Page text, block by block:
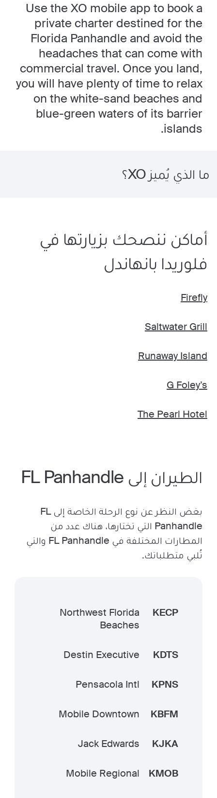
Use the XO mobile app to book a
private charter destined for the
Florida Panhandle and avoid the
headaches that can come with
commercial travel. Once you land,
you will have plenty of time to relax
on the white-sand beaches and
blue-green waters of its barrier
islands.
ما الذي يُميز XO؟
أماكن ننصحك بزيارتها في
فلوريدا بانهاندل
Firefly
Saltwater Grill
Runaway Island
G Foley’s
The Pearl Hotel
الطيران إلى FL Panhandle
بغض النظر عن نوع الرحلة الخاصة إلى FL
Panhandle التي تختارها، هناك عدد من
المطارات المختلفة في FL Panhandle والتي
تُلبي متطلباتك.
KECP
Northwest Florida
Beaches
KDTS
Destin Executive
KPNS
Pensacola Intl
KBFM
Mobile Downtown
KJKA
Jack Edwards
KMOB
Mobile Regional